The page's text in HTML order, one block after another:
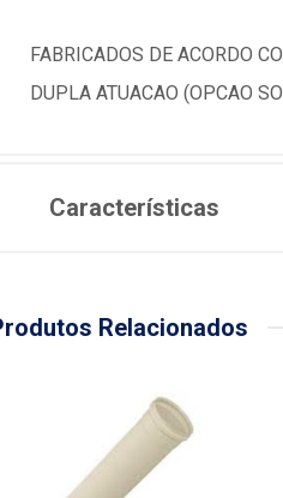
FABRICADOS DE ACORDO
DUPLA ATUACAO (OPCAO
Características
Relacionados